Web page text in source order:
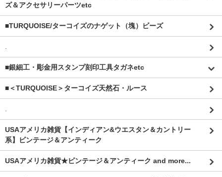
ズ＆アクセサリーパーツetc
■TURQUOISE/ターコイズのナゲット（塊）ビーズ
.
■銀細工・彫金用スタンプ刻印工具タガネetc
■＜TURQUOISE＞ターコイズ天然石・ルース
.
USAアメリカ雑貨【インディアン&ウエスタン＆カントリー
系】ビンテージ＆アンティーク
USAアメリカ雑貨★ビンテージ＆アンティーク and more...